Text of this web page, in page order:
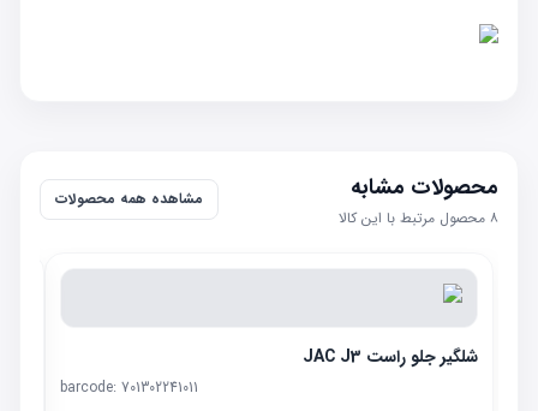
محصولات مشابه
۸ محصول مرتبط با این کالا
مشاهده همه محصولات
شلگیر جلو راست JAC J3
barcode: 701302241011